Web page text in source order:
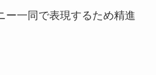
ー一同で表現するため精進